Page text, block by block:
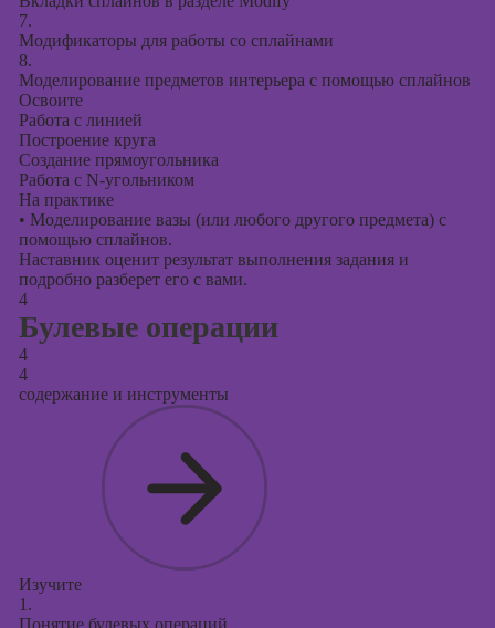
7.
Модификаторы для работы со сплайнами
8.
Моделирование предметов интерьера с помощью сплайнов
Освоите
Работа с линией
Построение круга
Создание прямоугольника
Работа с N-угольником
На практике
• Моделирование вазы (или любого другого предмета) с
помощью сплайнов.
Наставник оценит результат выполнения задания и
подробно разберет его с вами.
4
Булевые операции
4
4
содержание и инструменты
Изучите
1.
Понятие булевых операций